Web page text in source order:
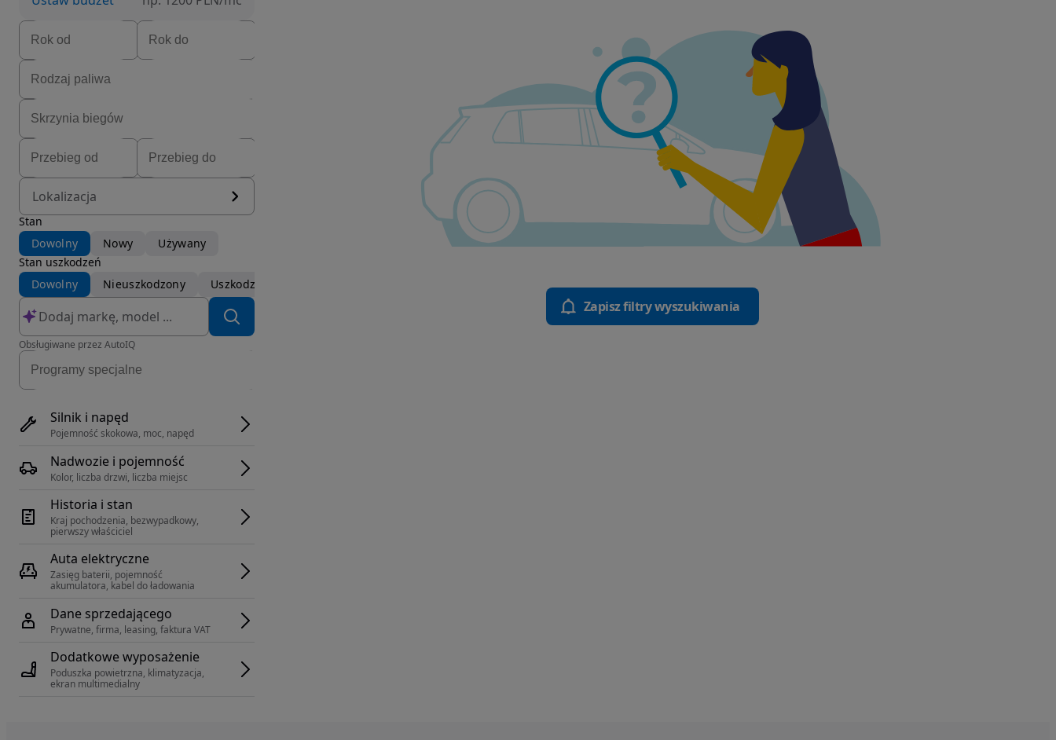
Lokalizacja
Stan
Dowolny
Nowy
Używany
Stan uszkodzeń
Dowolny
Nieuszkodzony Uszkodzony
Obsługiwane przez AutoIQ
Silnik i napęd
Pojemność skokowa, moc, napęd
Nadwozie i pojemność
Kolor, liczba drzwi, liczba miejsc
Historia i stan
Kraj pochodzenia, bezwypadkowy,
pierwszy właściciel
Auta elektryczne
Zasięg baterii, pojemność
akumulatora, kabel do ładowania
Dane sprzedającego
Prywatne, firma, leasing, faktura VAT
Dodatkowe wyposażenie
Poduszka powietrzna, klimatyzacja,
ekran multimedialny
Zapisz filtry wyszukiwania